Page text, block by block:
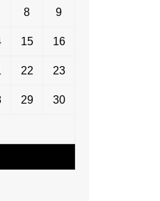
8 9
15 16
22 23
29 30